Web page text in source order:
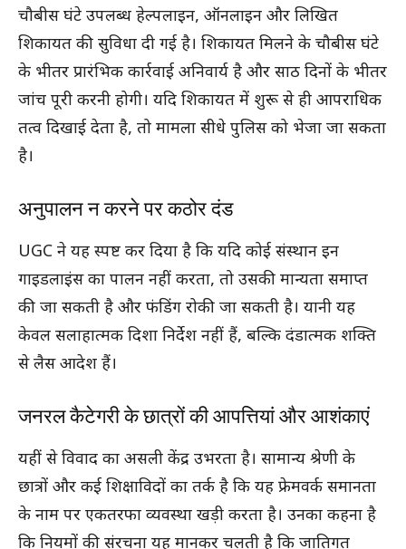
चौबीस घंटे उपलब्ध हेल्पलाइन, ऑनलाइन और लिखित
शिकायत की सुविधा दी गई है। शिकायत मिलने के चौबीस घंटे
के भीतर प्रारंभिक कार्रवाई अनिवार्य है और साठ दिनों के भीतर
जांच पूरी करनी होगी। यदि शिकायत में शुरू से ही आपराधिक
तत्व दिखाई देता है, तो मामला सीधे पुलिस को भेजा जा सकता
है।
अनुपालन न करने पर कठोर दंड
UGC ने यह स्पष्ट कर दिया है कि यदि कोई संस्थान इन
गाइडलाइंस का पालन नहीं करता, तो उसकी मान्यता समाप्त
की जा सकती है और फंडिंग रोकी जा सकती है। यानी यह
केवल सलाहात्मक दिशा निर्देश नहीं हैं, बल्कि दंडात्मक शक्ति
से लैस आदेश हैं।
जनरल कैटेगरी के छात्रों की आपत्तियां और आशंकाएं
यहीं से विवाद का असली केंद्र उभरता है। सामान्य श्रेणी के
छात्रों और कई शिक्षाविदों का तर्क है कि यह फ्रेमवर्क समानता
के नाम पर एकतरफा व्यवस्था खड़ी करता है। उनका कहना है
कि नियमों की संरचना यह मानकर चलती है कि जातिगत